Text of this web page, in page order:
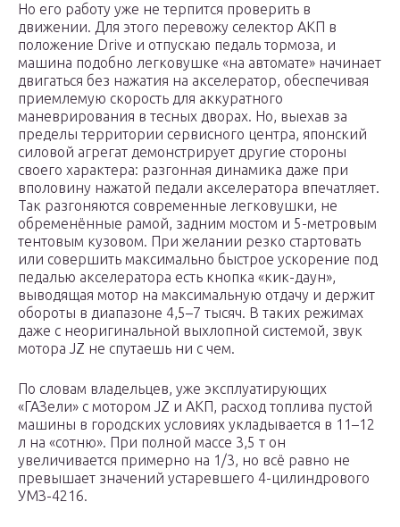
Но его работу уже не терпится проверить в
движении. Для этого перевожу селектор АКП в
положение Drive и отпускаю педаль тормоза, и
машина подобно легковушке «на автомате» начинает
двигаться без нажатия на акселератор, обеспечивая
приемлемую скорость для аккуратного
маневрирования в тесных дворах. Но, выехав за
пределы территории сервисного центра, японский
силовой агрегат демонстрирует другие стороны
своего характера: разгонная динамика даже при
вполовину нажатой педали акселератора впечатляет.
Так разгоняются современные легковушки, не
обременённые рамой, задним мостом и 5-метровым
тентовым кузовом. При желании резко стартовать
или совершить максимально быстрое ускорение под
педалью акселератора есть кнопка «кик-даун»,
выводящая мотор на максимальную отдачу и держит
обороты в диапазоне 4,5–7 тысяч. В таких режимах
даже с неоригинальной выхлопной системой, звук
мотора JZ не спутаешь ни с чем.
По словам владельцев, уже эксплуатирующих
«ГАЗели» с мотором JZ и АКП, расход топлива пустой
машины в городских условиях укладывается в 11–12
л на «сотню». При полной массе 3,5 т он
увеличивается примерно на 1/3, но всё равно не
превышает значений устаревшего 4-цилиндрового
УМЗ-4216.